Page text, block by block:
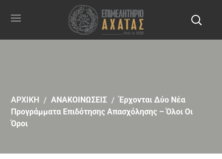
ΑΡΧΙΚΗ ΑΝΑΚΟΙΝΩΣΕΙΣ
Έρχονται Δύο Νέα
Προγράμματα Επιδότησης Απασχόλησης – Όλοι Οι
Όροι